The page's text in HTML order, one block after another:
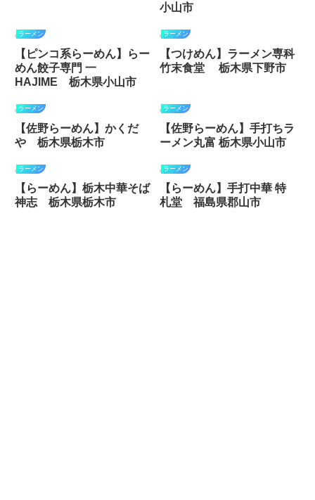
小山市
ラーメン
【ピンコ系らーめん】らー
めん餃子専門 一
HAJIME 栃木県小山市
ラーメン
【つけめん】ラーメン専科
竹末食堂 栃木県下野市
ラーメン
【佐野らーめん】かくだ
や 栃木県栃木市
ラーメン
【佐野らーめん】手打ちラ
ーメン丸富 栃木県小山市
ラーメン
【らーめん】栃木中華そば
神志 栃木県栃木市
ラーメン
【らーめん】手打中華 特
札堂 福島県郡山市